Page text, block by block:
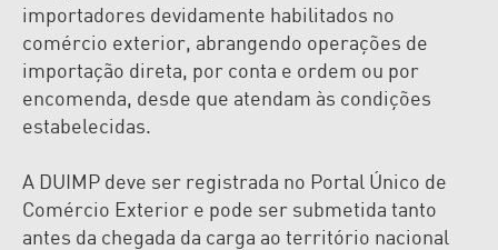
importadores devidamente habilitados no
comércio exterior, abrangendo operações de
importação direta, por conta e ordem ou por
encomenda, desde que atendam às condições
estabelecidas.
A DUIMP deve ser registrada no Portal Único de
Comércio Exterior e pode ser submetida tanto
antes da chegada da carga ao território nacional